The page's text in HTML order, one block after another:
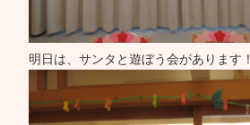
明日は、サンタと遊ぼう会があります！